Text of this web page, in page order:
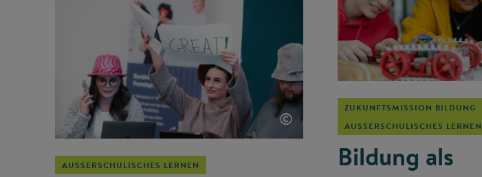
©
AUSSERSCHULISCHES LERNEN
ZUKUNFTSMISSION BILDUNG
AUSSERSCHULISCHES LERNEN
Bildung als